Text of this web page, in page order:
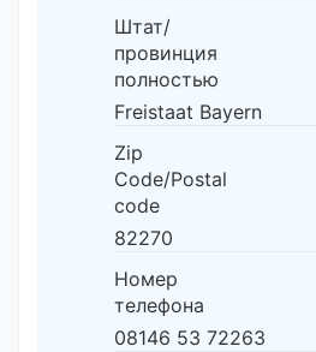
Штат/
провинция
полностью
Freistaat Bayern
Zip
Code/Postal
code
82270
Номер
телефона
08146 53 72263